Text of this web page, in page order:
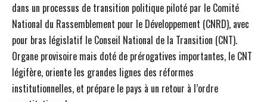
dans un processus de transition politique piloté par le Comité
National du Rassemblement pour le Développement (CNRD), avec
pour bras législatif le Conseil National de la Transition (CNT).
Organe provisoire mais doté de prérogatives importantes, le CNT
légifère, oriente les grandes lignes des réformes
institutionnelles, et prépare le pays à un retour à l’ordre